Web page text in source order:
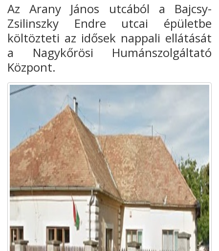
Az Arany János utcából a Bajcsy-
Zsilinszky Endre utcai épületbe
költözteti az idősek nappali ellátását
a Nagykőrösi Humánszolgáltató
Központ.